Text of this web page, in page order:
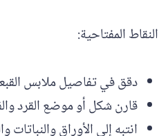
النقاط المفتاحية:
دقق في تفاصيل ملابس
قارن شكل أو موضع القرد
انتبه إلى الأوراق والنباتات